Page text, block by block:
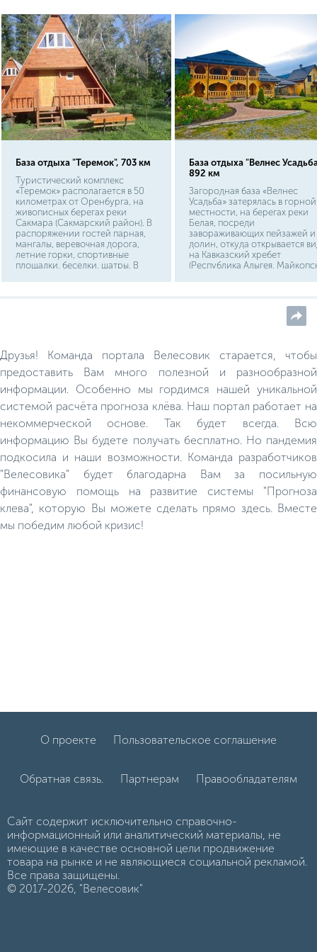
Самара, Волгоград.
База отдыха "Теремок", 703 км
Туристический комплекс
«Теремок» располагается в 50
километрах от Оренбурга, на
живописных берегах реки
Сакмара (Сакмарский район). В
распоряжении гостей парная,
мангалы, веревочная дорога,
летние горки, спортивные
площадки, беседки, шатры. В
База отдыха "Велнес
892 км
Загородная база «Велнес
Усадьба» затерялась в горной
местности, на берегах реки
Белая, посреди
завораживающих пейзажей и
долин, откуда открывается
на Кавказский хребет
(Республика Адыгея,
натурального дерева,
Друзья! Команда портала Велесовик старается, чтобы
предоставить Вам много полезной и разнообразной
информации. Особенно мы гордимся нашей уникальной
системой расчёта прогноза клёва. Наш портал работает на
некоммерческой основе. Так будет всегда. Всю
информацию Вы будете получать бесплатно. Но пандемия
подкосила и наши возможности. Команда разработчиков
"Велесовика" будет благодарна Вам за посильную
финансовую помощь на развитие системы "Прогноза
клева", которую Вы можете сделать прямо здесь. Вместе
мы победим любой кризис!
О проекте Пользовательское соглашение
Обратная связь. Партнерам Правообладателям
Сайт содержит исключительно справочно-
информационный или аналитический материалы, не
имеющие в качестве основной цели продвижение
товара на рынке и не являющиеся социальной рекламой.
Все права защищены.
© 2017-2026, "Велесовик"